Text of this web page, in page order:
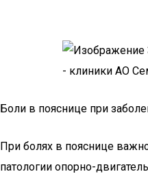
Боли в пояснице при
При болях в пояснице
патологии опорно-